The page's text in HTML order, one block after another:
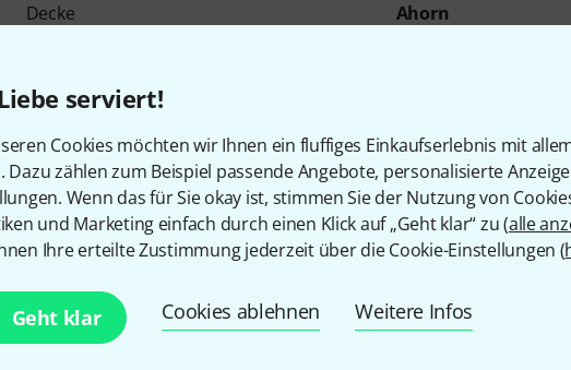
serviert!
Cookies möchten wir Ihnen ein fluffiges Einkaufserlebnis mit
Dazu zählen zum Beispiel passende Angebote, personalisierte
Wenn das für Sie okay ist, stimmen Sie der Nutzung von
und Marketing einfach durch einen Klick auf „Geht klar“ zu (alle
Ihre erteilte Zustimmung jederzeit über die Cookie-Einstellungen (
Geht klar Cookies ablehnen Weitere Infos
Decke Ahorn
Tonabnehmerbestückung HH
Tremolo Ja